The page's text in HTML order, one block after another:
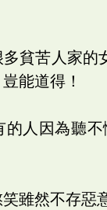
貧苦人家的
能道得！
的人因為聽
雖然不存惡